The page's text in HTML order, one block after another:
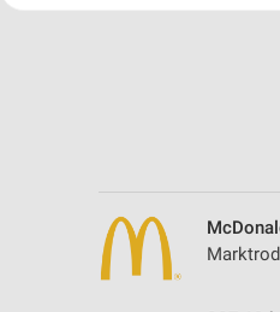
Analyse von Zielgruppen